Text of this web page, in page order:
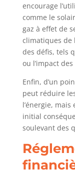
encourage
comme le
gaz à effet de
climatiques de
des défis, tels
ou l’impact
Enfin, d’un
peut réduire
l’énergie,
initial
soulevant des